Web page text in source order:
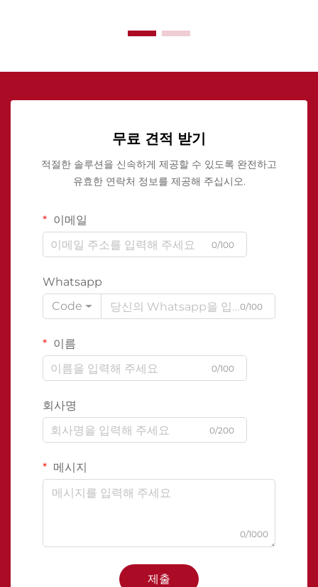
무료 견적 받기
적절한 솔루션을 신속하게 제공할 수 있도록 완전하고
유효한 연락처 정보를 제공해 주십시오.
이메일
0/100
Whatsapp
Code
0/100
이름
0/100
회사명
0/200
메시지
0/1000
제출